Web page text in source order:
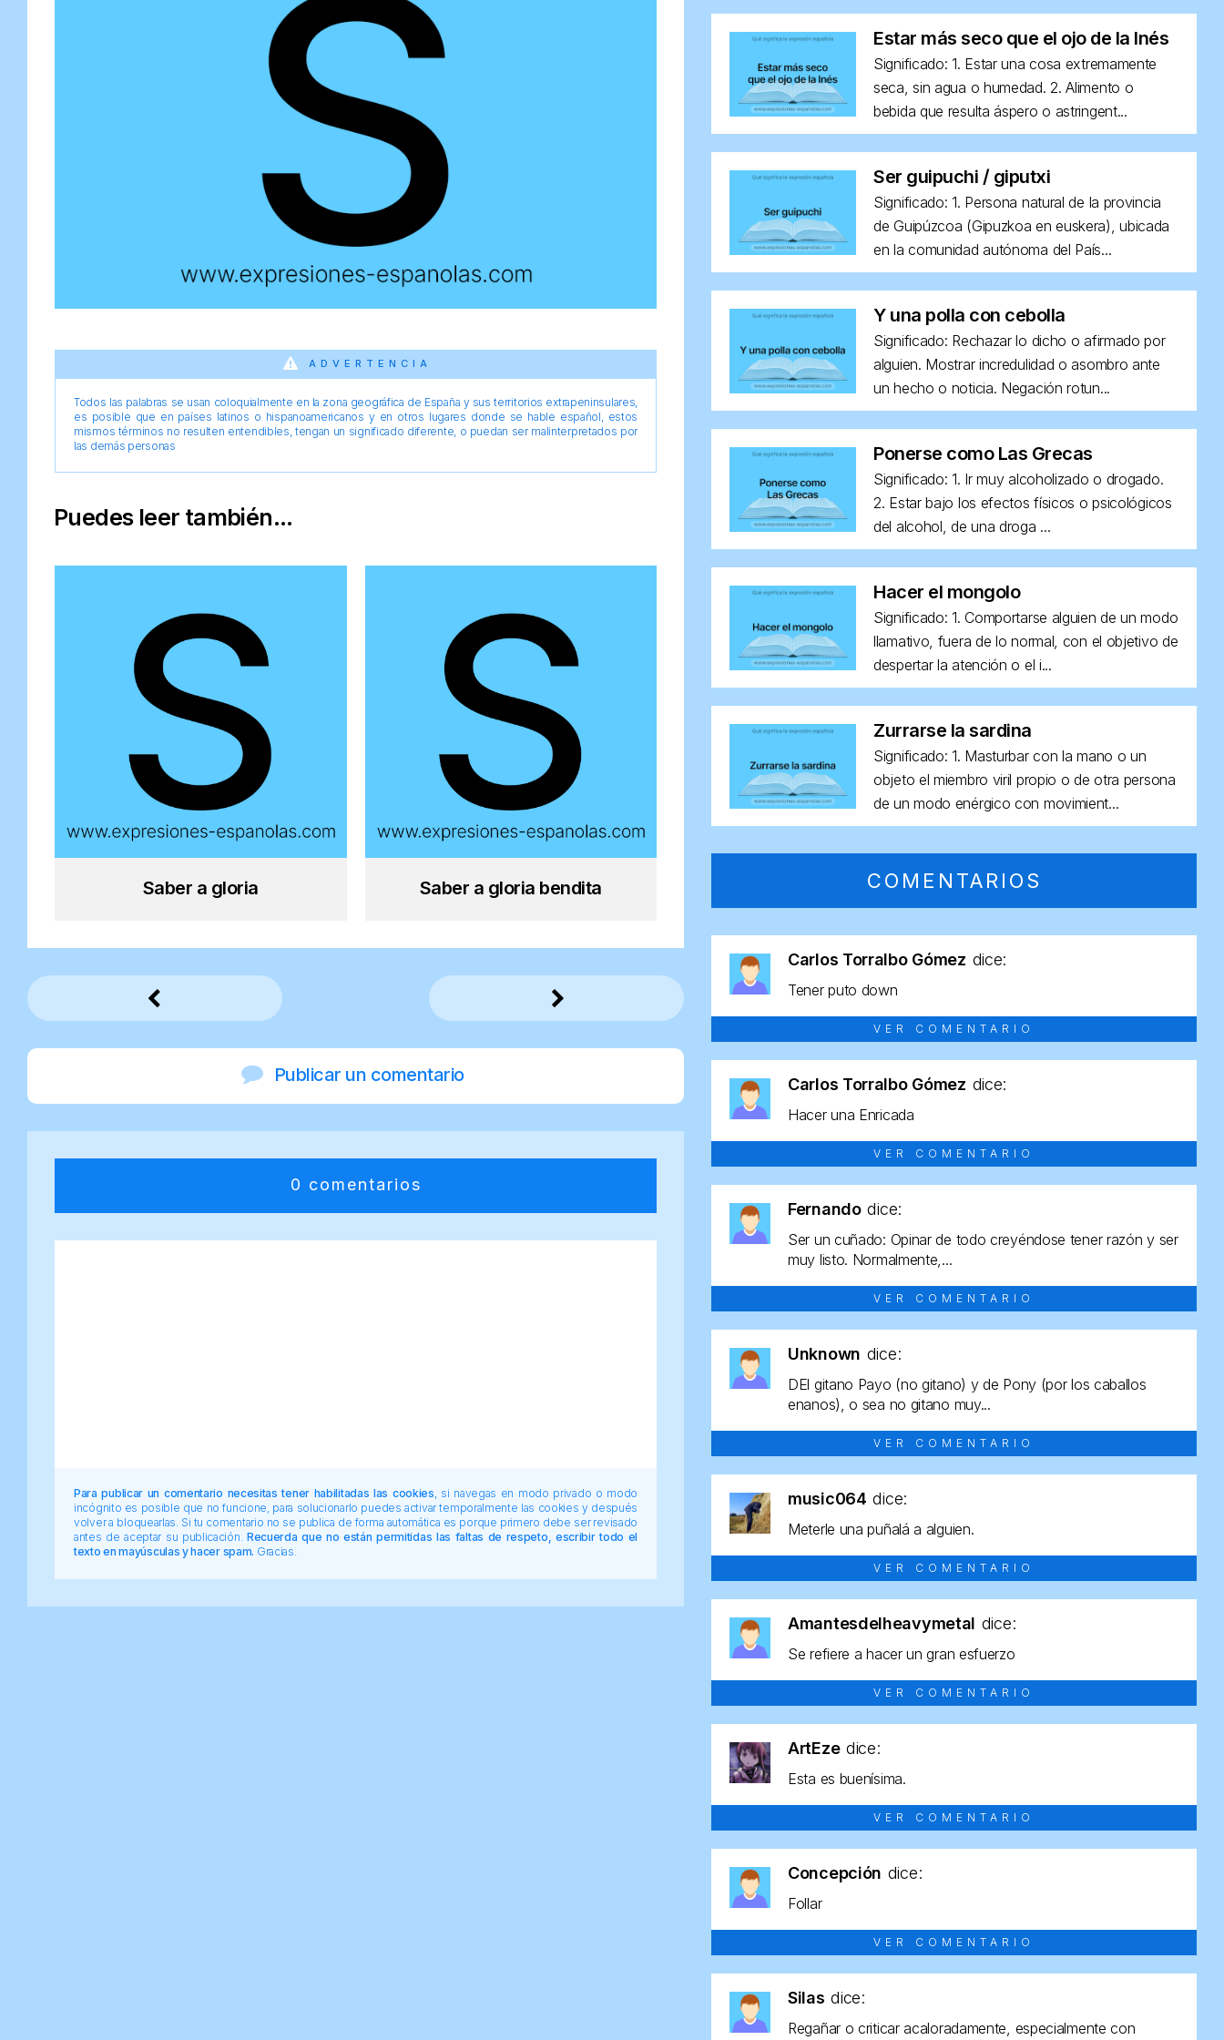
ADVERTENCIA
Todos las palabras se usan coloquialmente en la zona geográfica de España y sus territorios extrapeninsulares,
es posible que en países latinos o hispanoamericanos y en otros lugares donde se hable español, estos
mismos términos no resulten entendibles, tengan un significado diferente, o puedan ser malinterpretados por
las demás personas
Puedes leer también...
Saber a gloria Saber a gloria bendita
Publicar un comentario
0 comentarios
Para publicar un comentario necesitas tener habilitadas las cookies , si navegas en modo privado o modo
incógnito es posible que no funcione, para solucionarlo puedes activar temporalmente las cookies y después
volver a bloquearlas. Si tu comentario no se publica de forma automática es porque primero debe ser revisado
antes de aceptar su publicación. Recuerda que no están permitidas las faltas de respeto, escribir todo el
texto en mayúsculas y hacer spam. Gracias.
Estar más seco que el ojo de la Inés
Significado: 1. Estar una cosa extremamente
seca, sin agua o humedad. 2. Alimento o
bebida que resulta áspero o astringent...
Ser guipuchi / giputxi
Significado: 1. Persona natural de la provincia
de Guipúzcoa (Gipuzkoa en euskera), ubicada
en la comunidad autónoma del País...
Y una polla con cebolla
Significado: Rechazar lo dicho o afirmado por
alguien. Mostrar incredulidad o asombro ante
un hecho o noticia. Negación rotun...
Ponerse como Las Grecas
Significado: 1. Ir muy alcoholizado o drogado.
2. Estar bajo los efectos físicos o psicológicos
del alcohol, de una droga ...
Hacer el mongolo
Significado: 1. Comportarse alguien de un modo
llamativo, fuera de lo normal, con el objetivo de
despertar la atención o el i...
Zurrarse la sardina
Significado: 1. Masturbar con la mano o un
objeto el miembro viril propio o de otra persona
de un modo enérgico con movimient...
COMENTARIOS
Carlos Torralbo Gómez dice:
Tener puto down
VER COMENTARIO
Carlos Torralbo Gómez dice:
Hacer una Enricada
VER COMENTARIO
Fernando dice:
Ser un cuñado: Opinar de todo creyéndose tener razón y ser
muy listo. Normalmente,...
VER COMENTARIO
Unknown dice:
DEl gitano Payo (no gitano) y de Pony (por los caballos
enanos), o sea no gitano muy...
VER COMENTARIO
music064 dice:
Meterle una puñalá a alguien.
VER COMENTARIO
Amantesdelheavymetal dice:
Se refiere a hacer un gran esfuerzo
VER COMENTARIO
ArtEze dice:
Esta es buenísima.
VER COMENTARIO
Concepción dice:
Follar
VER COMENTARIO
Silas dice:
Regañar o criticar acaloradamente, especialmente con